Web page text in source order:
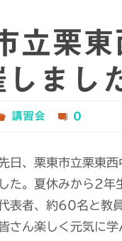
立栗
まし
講習会 0
日、栗東市立栗東
した。夏休みから2年
表者、約60名と教
さん楽しく元気に